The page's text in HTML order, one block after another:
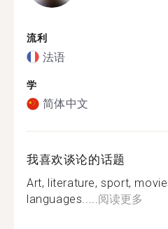
流利
法语
学
简体中文
我喜欢谈论的话题
Art, literature, sport,
languages.....阅读更多